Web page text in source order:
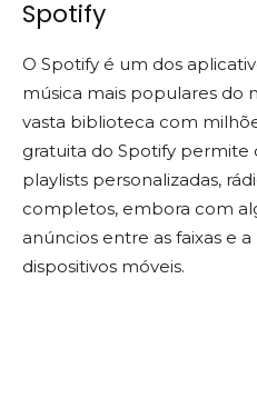
Spotify
O Spotify é um dos
música mais populares do
vasta biblioteca com
gratuita do Spotify permite
playlists personalizadas,
completos, embora com
anúncios entre as faixas e
dispositivos móveis.